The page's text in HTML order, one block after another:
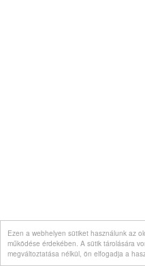
Ezen a webhelyen sütiket használunk az
működése érdekében. A sütik tárolására
megváltoztatása nélkül, ön elfogadja a